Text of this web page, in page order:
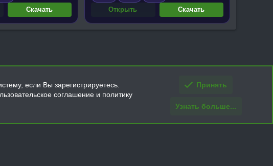
Скачать Открыть Скачать
Главная
R
S
если Вы зарегистрируетесь.
соглашение и политику
Принять
Узнать больше...